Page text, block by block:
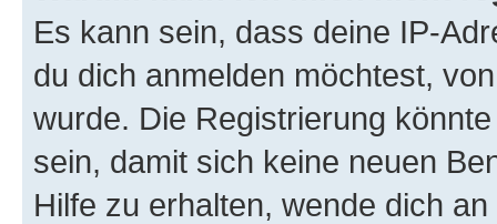
Es kann sein, dass deine IP-
du dich anmelden möchtest,
wurde. Die Registrierung
sein, damit sich keine neuen
Hilfe zu erhalten, wende dich